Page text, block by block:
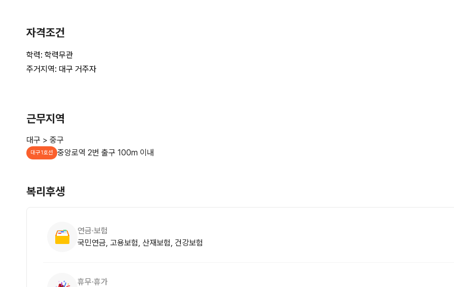
자격조건
근무지역
대구 > 중구
대구1호선 중앙로역 2번 출구 100m 이내
복리후생
연금·보험
국민연금, 고용보험, 산재보험, 건강보험
휴무·휴가